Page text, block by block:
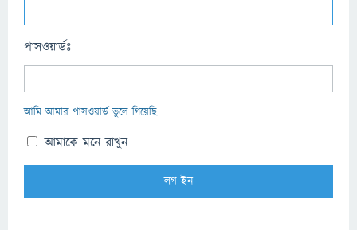
পাসওয়ার্ডঃ
আমি আমার পাসওয়ার্ড ভুলে গিয়েছি
আমাকে মনে রাখুন